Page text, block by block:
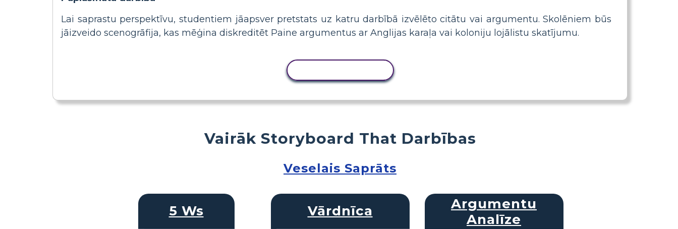
Lai saprastu perspektīvu, studentiem jāapsver pretstats uz katru darbībā izvēlēto citātu vai argumentu. Skolēniem būs
jāizveido scenogrāfija, kas mēģina diskreditēt Paine argumentus ar Anglijas karaļa vai koloniju lojālistu skatījumu.
Vairāk Storyboard That Darbības
Veselais Saprāts
5 Ws Vārdnīca
Argumentu
Analīze